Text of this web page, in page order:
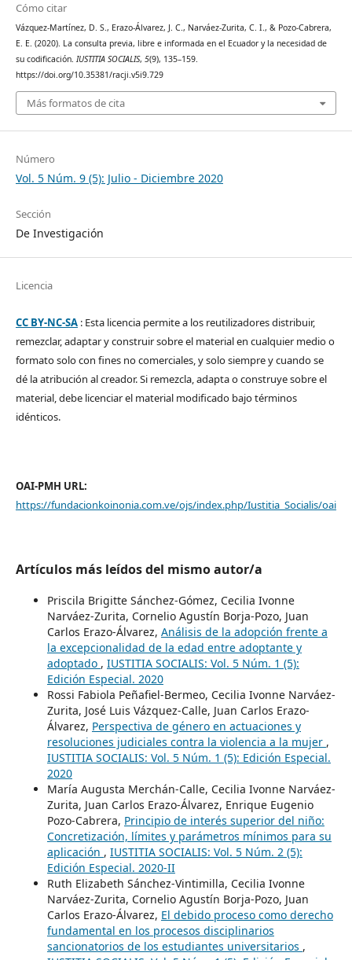
Cómo citar
Vázquez-Martínez, D. S., Erazo-Álvarez, J. C., Narváez-Zurita, C. I., & Pozo-Cabrera,
E. E. (2020). La consulta previa, libre e informada en el Ecuador y la necesidad de
su codificación. IUSTITIA SOCIALIS, 5(9), 135–159.
https://doi.org/10.35381/racji.v5i9.729
Más formatos de cita
Número
Vol. 5 Núm. 9 (5): Julio - Diciembre 2020
Sección
De Investigación
Licencia
CC BY-NC-SA: Esta licencia permite a los reutilizadores distribuir,
remezclar, adaptar y construir sobre el material en cualquier medio o
formato solo con fines no comerciales, y solo siempre y cuando se
dé la atribución al creador. Si remezcla, adapta o construye sobre el
material, debe licenciar el material modificado bajo términos
idénticos.
OAI-PMH URL:
https://fundacionkoinonia.com.ve/ojs/index.php/Iustitia_Socialis/oai
Artículos más leídos del mismo autor/a
Priscila Brigitte Sánchez-Gómez, Cecilia Ivonne
Narváez-Zurita, Cornelio Agustín Borja-Pozo, Juan
Carlos Erazo-Álvarez, Análisis de la adopción frente a
la excepcionalidad de la edad entre adoptante y
adoptado , IUSTITIA SOCIALIS: Vol. 5 Núm. 1 (5):
Edición Especial. 2020
Rossi Fabiola Peñafiel-Bermeo, Cecilia Ivonne Narváez-
Zurita, José Luis Vázquez-Calle, Juan Carlos Erazo-
Álvarez, Perspectiva de género en actuaciones y
resoluciones judiciales contra la violencia a la mujer ,
IUSTITIA SOCIALIS: Vol. 5 Núm. 1 (5): Edición Especial.
2020
María Augusta Merchán-Calle, Cecilia Ivonne Narváez-
Zurita, Juan Carlos Erazo-Álvarez, Enrique Eugenio
Pozo-Cabrera, Principio de interés superior del niño:
Concretización, límites y parámetros mínimos para su
aplicación , IUSTITIA SOCIALIS: Vol. 5 Núm. 2 (5):
Edición Especial. 2020-II
Ruth Elizabeth Sánchez-Vintimilla, Cecilia Ivonne
Narváez-Zurita, Cornelio Agustín Borja-Pozo, Juan
Carlos Erazo-Álvarez, El debido proceso como derecho
fundamental en los procesos disciplinarios
sancionatorios de los estudiantes universitarios ,